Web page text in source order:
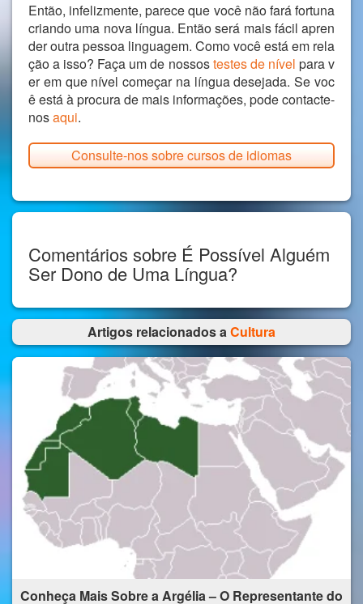
Então, infelizmente, parece que você não fará fortuna
criando uma nova língua. Então será mais fácil apren
der outra pessoa linguagem. Como você está em rela
ção a isso? Faça um de nossostestes de nível para v
er em que nível começar na língua desejada. Se voc
ê está à procura de mais informações, pode contacte-
nosaqui.
Consulte-nos sobre cursos de idiomas
Comentários sobre É Possível Alguém
Ser Dono de Uma Língua?
Artigos relacionados aCultura
Conheça Mais Sobre a Argélia – O Representante do